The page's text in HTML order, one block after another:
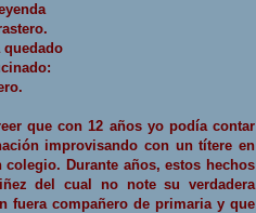
quedado
que con 12 años yo podía contar
improvisando con un títere en
Durante años, estos hechos
del cual no note su verdadera
fuera compañero de primaria y que